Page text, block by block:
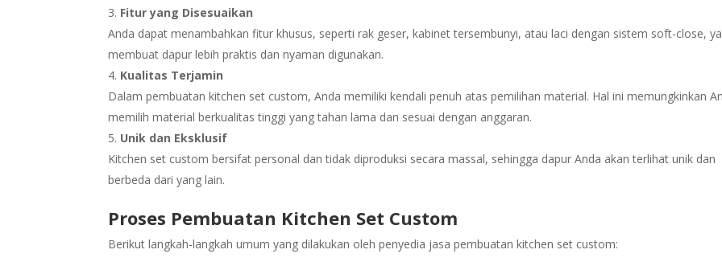
Fitur yang Disesuaikan
Anda dapat menambahkan fitur khusus, seperti rak geser, kabinet tersembunyi, atau laci dengan sistem soft-close,
membuat dapur lebih praktis dan nyaman digunakan.
Kualitas Terjamin
Dalam pembuatan kitchen set custom, Anda memiliki kendali penuh atas pemilihan material. Hal ini memungkinkan
memilih material berkualitas tinggi yang tahan lama dan sesuai dengan anggaran.
Unik dan Eksklusif
Kitchen set custom bersifat personal dan tidak diproduksi secara massal, sehingga dapur Anda akan terlihat unik dan
berbeda dari yang lain.
Proses Pembuatan Kitchen Set Custom
Berikut langkah-langkah umum yang dilakukan oleh penyedia jasa pembuatan kitchen set custom: